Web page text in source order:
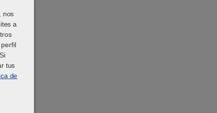
with green eyes staring directly at the camera.
nos
a
tus
de